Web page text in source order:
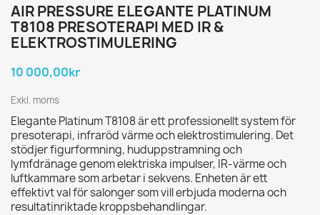
AIR PRESSURE ELEGANTE PLATINUM
T8108 PRESOTERAPI MED IR &
ELEKTROSTIMULERING
10 000,00kr
Exkl. moms
Elegante Platinum T8108 är ett professionellt system för
presoterapi, infraröd värme och elektrostimulering. Det
stödjer figurformning, huduppstramning och
lymfdränage genom elektriska impulser, IR‑värme och
luftkammare som arbetar i sekvens. Enheten är ett
effektivt val för salonger som vill erbjuda moderna och
resultatinriktade kroppsbehandlingar.